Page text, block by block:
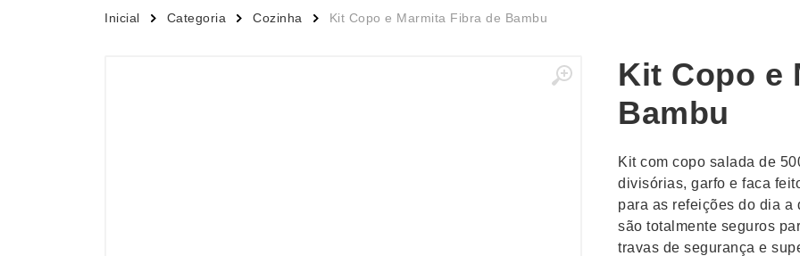
Acessórios p/ Celular
Canecas
Cuidados Pessoais
Esporte e Jogos
Fones de
Kit
Kit Queijo
Lanternas
Inicial Categoria Cozinha Kit Copo e Marmita Fibra de Bambu
Kit Copo e
Bambu
Kit com copo salada de
divisórias, garfo e faca
para as refeições do dia a
são totalmente seguros
travas de segurança e